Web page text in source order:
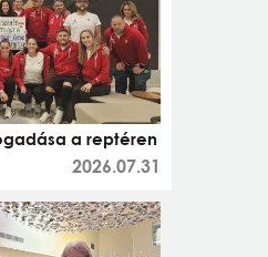
a reptéren
2026.07.31